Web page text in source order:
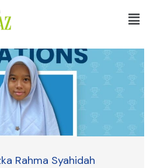
Rahma Syahidah